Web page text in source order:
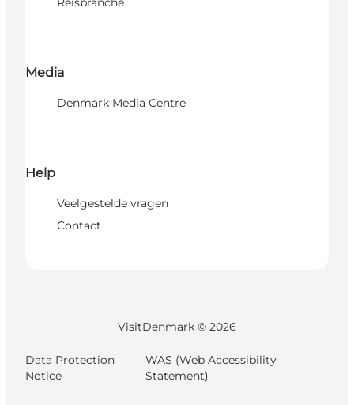
Media
Denmark Media Centre
Help
Veelgestelde vragen
Contact
VisitDenmark © 2026
Data Protection
Notice
WAS (Web Accessibility
Statement)